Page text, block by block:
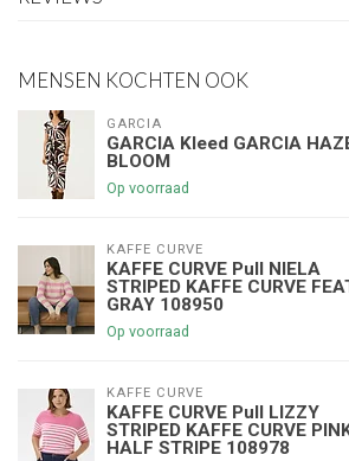
MENSEN KOCHTEN OOK
GARCIA
GARCIA Kleed GARCIA
BLOOM
Op voorraad
KAFFE CURVE
KAFFE CURVE Pull NIELA
STRIPED KAFFE CURVE
GRAY 108950
Op voorraad
KAFFE CURVE
KAFFE CURVE Pull LIZZY
STRIPED KAFFE CURVE
HALF STRIPE 108978